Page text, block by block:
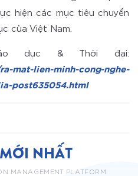
hiện các mục tiêu chuyển
của Việt Nam.
dục & Thời đại:
mat-lien-minh-cong-nghe-
post635054.html
NHẤT
MANAGEMENT PLATFORM